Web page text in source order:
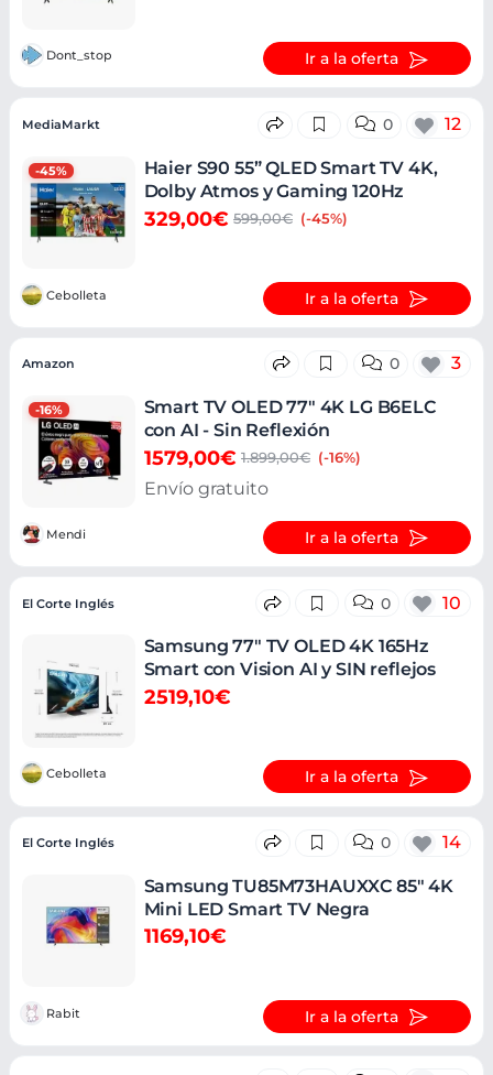
Dont_stop Ir a la oferta
-45%
MediaMarkt 0 12
Haier S90 55” QLED Smart TV 4K,
Dolby Atmos y Gaming 120Hz
329,00€ 599,00€ (-45%)
Cebolleta Ir a la oferta
-16%
Amazon 0 3
Smart TV OLED 77" 4K LG B6ELC
con AI - Sin Reflexión
1579,00€ 1.899,00€ (-16%)
Envío gratuito
Mendi Ir a la oferta
El Corte Inglés 0 10
Samsung 77" TV OLED 4K 165Hz
Smart con Vision AI y SIN reflejos
2519,10€
Cebolleta Ir a la oferta
El Corte Inglés 0 14
Samsung TU85M73HAUXXC 85" 4K
Mini LED Smart TV Negra
1169,10€
Rabit Ir a la oferta